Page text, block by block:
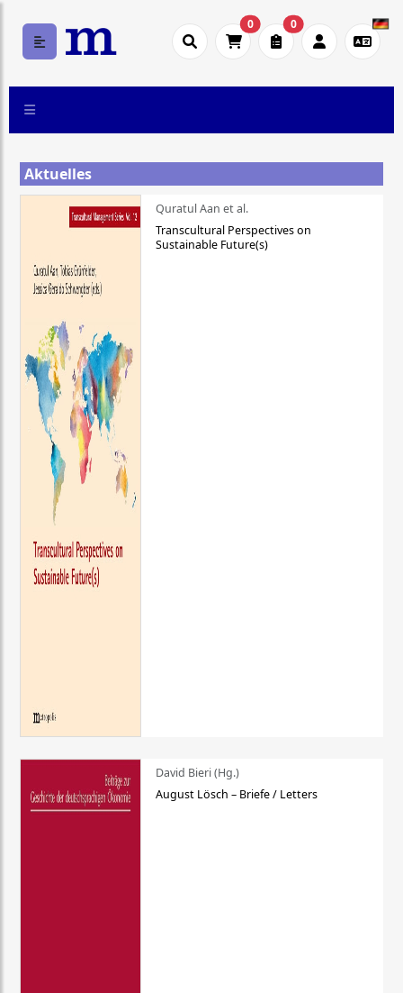
0 0
Aktuelles
Quratul Aan et al.
Transcultural Perspectives on
Sustainable Future(s)
David Bieri (Hg.)
August Lösch – Briefe / Letters